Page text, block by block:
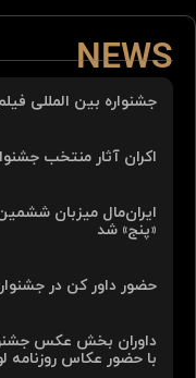
NEWS
جشنواره بین المللی فیلم
اکران آثار منتخب
ایران‌مال میزبان
«پنج» شد
حضور داور کن در
داوران بخش عکس
با حضور عکاس روزنامه